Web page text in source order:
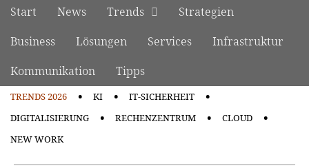
Main menu
Skip to content
Start News Trends
Strategien
Business
Lösungen Services
Infrastruktur
Kommunikation
Tipps
TRENDS 2026 KI
IT-SICHERHEIT
DIGITALISIERUNG
RECHENZENTRUM
CLOUD
NEW WORK